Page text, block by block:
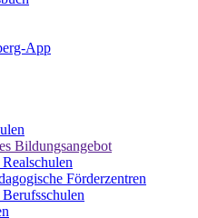
App
Bildungsangebot
Förderzentren